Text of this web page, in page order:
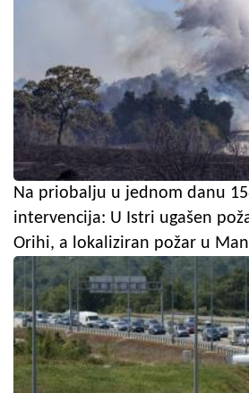
Na priobalju u jednom danu
intervencija: U Istri ugašen
Orihi, a lokaliziran požar u